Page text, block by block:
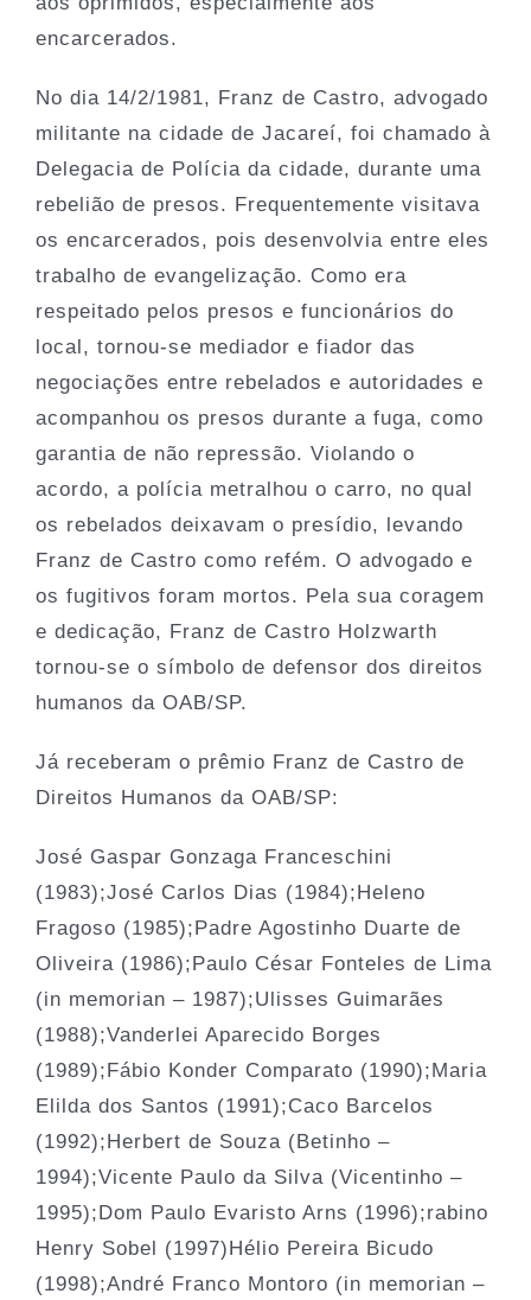
encarcerados.
No dia 14/2/1981, Franz de Castro, advogado
militante na cidade de Jacareí, foi chamado à
Delegacia de Polícia da cidade, durante uma
rebelião de presos. Frequentemente visitava
os encarcerados, pois desenvolvia entre eles
trabalho de evangelização. Como era
respeitado pelos presos e funcionários do
local, tornou-se mediador e fiador das
negociações entre rebelados e autoridades e
acompanhou os presos durante a fuga, como
garantia de não repressão. Violando o
acordo, a polícia metralhou o carro, no qual
os rebelados deixavam o presídio, levando
Franz de Castro como refém. O advogado e
os fugitivos foram mortos. Pela sua coragem
e dedicação, Franz de Castro Holzwarth
tornou-se o símbolo de defensor dos direitos
humanos da OAB/SP.
Já receberam o prêmio Franz de Castro de
Direitos Humanos da OAB/SP:
José Gaspar Gonzaga Franceschini
(1983);José Carlos Dias (1984);Heleno
Fragoso (1985);Padre Agostinho Duarte de
Oliveira (1986);Paulo César Fonteles de Lima
(in memorian – 1987);Ulisses Guimarães
(1988);Vanderlei Aparecido Borges
(1989);Fábio Konder Comparato (1990);Maria
Elilda dos Santos (1991);Caco Barcelos
(1992);Herbert de Souza (Betinho –
1994);Vicente Paulo da Silva (Vicentinho –
1995);Dom Paulo Evaristo Arns (1996);rabino
Henry Sobel (1997)Hélio Pereira Bicudo
(1998);André Franco Montoro (in memorian –